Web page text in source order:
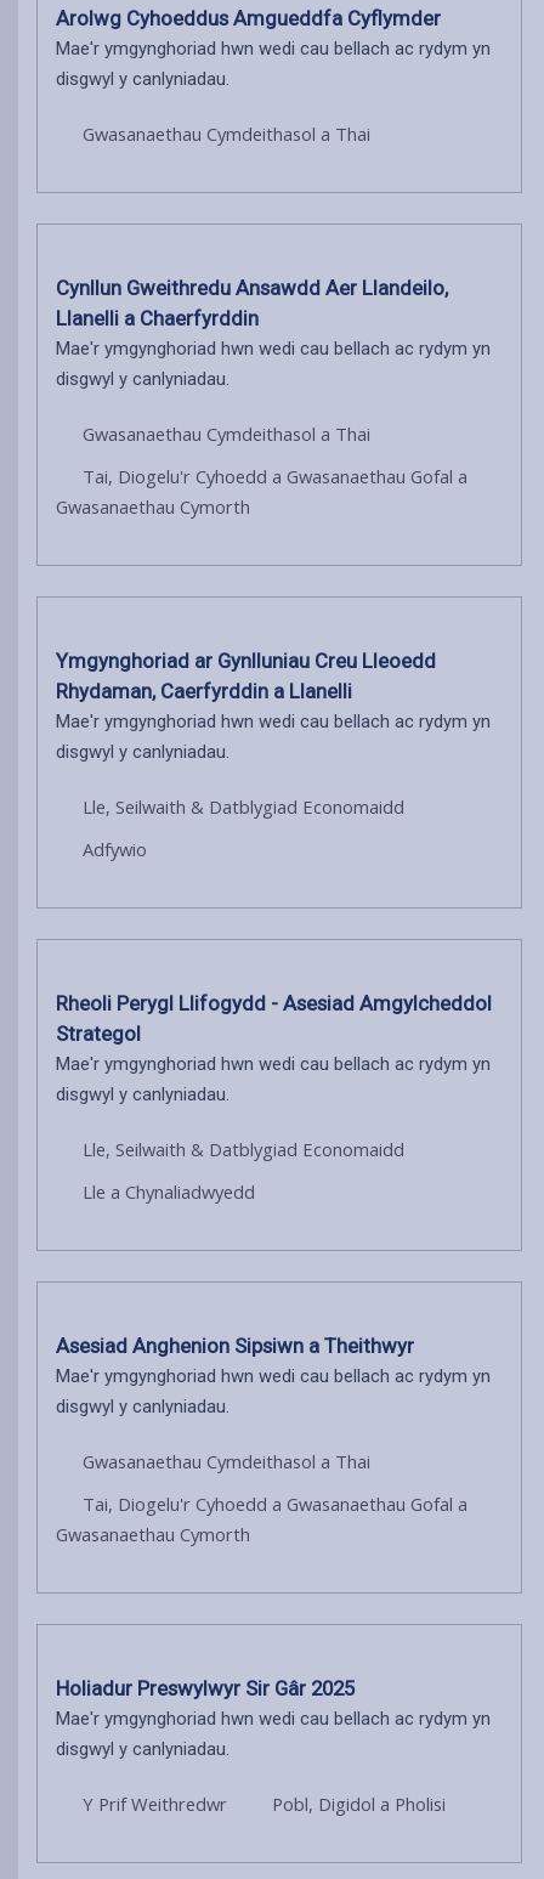
Arolwg Cyhoeddus Amgueddfa Cyflymder
Mae'r ymgynghoriad hwn wedi cau bellach ac rydym yn
disgwyl y canlyniadau.
Gwasanaethau Cymdeithasol a Thai
Cynllun Gweithredu Ansawdd Aer Llandeilo,
Llanelli a Chaerfyrddin
Mae'r ymgynghoriad hwn wedi cau bellach ac rydym yn
disgwyl y canlyniadau.
Gwasanaethau Cymdeithasol a Thai
Tai, Diogelu'r Cyhoedd a Gwasanaethau Gofal a
Gwasanaethau Cymorth
Ymgynghoriad ar Gynlluniau Creu Lleoedd
Rhydaman, Caerfyrddin a Llanelli
Mae'r ymgynghoriad hwn wedi cau bellach ac rydym yn
disgwyl y canlyniadau.
Lle, Seilwaith & Datblygiad Economaidd
Adfywio
Rheoli Perygl Llifogydd - Asesiad Amgylcheddol
Strategol
Mae'r ymgynghoriad hwn wedi cau bellach ac rydym yn
disgwyl y canlyniadau.
Lle, Seilwaith & Datblygiad Economaidd
Lle a Chynaliadwyedd
Asesiad Anghenion Sipsiwn a Theithwyr
Mae'r ymgynghoriad hwn wedi cau bellach ac rydym yn
disgwyl y canlyniadau.
Gwasanaethau Cymdeithasol a Thai
Tai, Diogelu'r Cyhoedd a Gwasanaethau Gofal a
Gwasanaethau Cymorth
Holiadur Preswylwyr Sir Gâr 2025
Mae'r ymgynghoriad hwn wedi cau bellach ac rydym yn
disgwyl y canlyniadau.
Y Prif Weithredwr Pobl, Digidol a Pholisi